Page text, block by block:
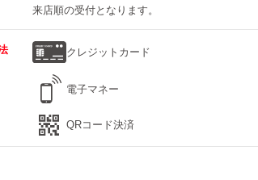
来店順の受付となります。
クレジットカード
電子マネー
QRコード決済